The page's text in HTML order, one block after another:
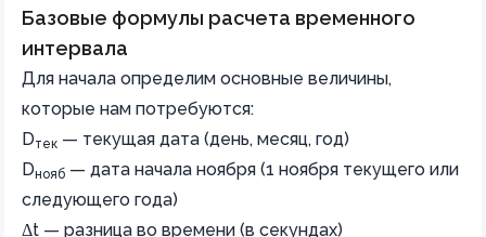
Базовые формулы расчета временного
интервала
Для начала определим основные величины,
которые нам потребуются:
Dтек — текущая дата (день, месяц, год)
Dнояб — дата начала ноября (1 ноября текущего или
следующего года)
Δt — разница во времени (в секундах)